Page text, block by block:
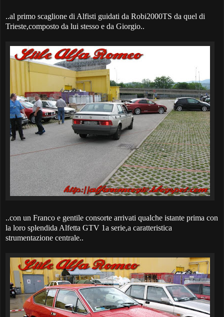
..al primo scaglione di Alfisti guidati da Robi2000TS da quel di
Trieste,composto da lui stesso e da Giorgio..
..con un Franco e gentile consorte arrivati qualche istante prima con
la loro splendida Alfetta GTV 1a serie,a caratteristica
strumentazione centrale..